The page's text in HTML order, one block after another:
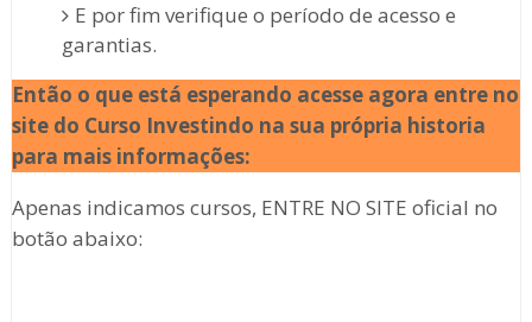
E por fim verifique o período de acesso e
garantias.
Então o que está esperando acesse agora entre no
site do Curso Investindo na sua própria historia
para mais informações:
Apenas indicamos cursos, ENTRE NO SITE oficial no
botão abaixo: